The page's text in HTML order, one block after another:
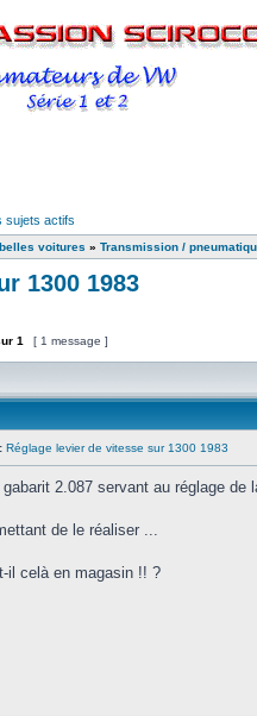
sujets actifs
voitures » Transmission /
1300 1983
1 [ 1 message ]
Réglage levier de vitesse sur 1300 1983
2.087 servant au réglage
de le réaliser ...
il celà en magasin !! ?